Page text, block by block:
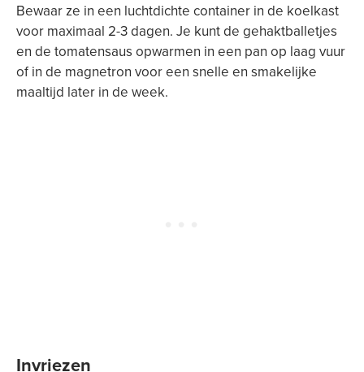
Bewaar ze in een luchtdichte container in de koelkast
voor maximaal 2-3 dagen. Je kunt de gehaktballetjes
en de tomatensaus opwarmen in een pan op laag vuur
of in de magnetron voor een snelle en smakelijke
maaltijd later in de week.
Invriezen